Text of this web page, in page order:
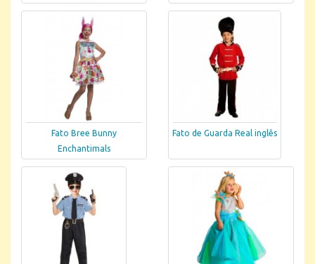
Fato Bree Bunny
Enchantimals
Fato de Guarda Real inglês